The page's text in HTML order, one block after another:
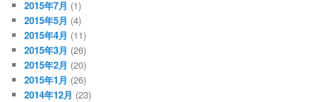
2015年7月 (1)
2015年5月 (4)
2015年4月 (11)
2015年3月 (26)
2015年2月 (20)
2015年1月 (26)
2014年12月 (23)